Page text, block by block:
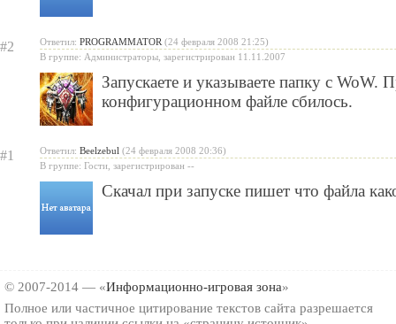
#2 Ответил: PROGRAMMATOR (24 февраля 2008 21:25)
В группе: Администраторы, зарегистрирован 11.11.2007
Запускаете и указываете папку с WoW.
конфигурационном файле сбилось.
#1 Ответил: Beelzebul (24 февраля 2008 20:36)
В группе: Гости, зарегистрирован --
Скачал при запуске пишет что файла
© 2007-2014 — «Информационно-игровая зона»
Полное или частичное цитирование текстов сайта разрешается